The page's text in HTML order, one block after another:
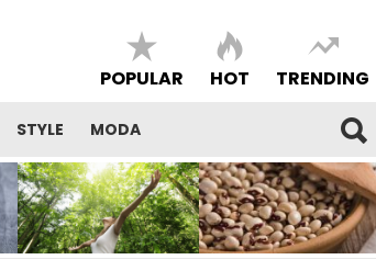
POPULAR HOT TRENDING
STYLE MODA